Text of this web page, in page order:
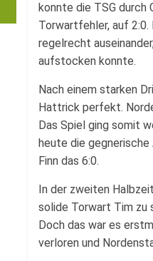
konnte die TSG durch
Torwartfehler, auf
regelrecht
aufstocken konnte.
Nach einem starken
Hattrick perfekt.
Das Spiel ging somit
heute die
Finn das 6:0.
In der zweiten
solide Torwart Tim zu
Doch das war es
verloren und